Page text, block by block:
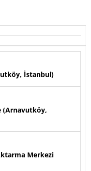
İstanbul)
(Arnavutköy,
Merkezi